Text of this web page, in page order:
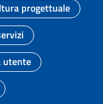
Argomento:
progettuale
utente